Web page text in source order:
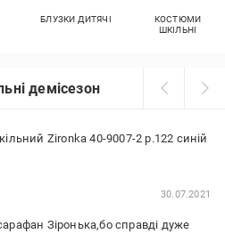
БЛУЗКИ ДИТЯЧІ
КОСТЮМИ
ШКІЛЬНІ
демісезон
Zironka 40-9007-2 р.122 синій
30.07.2021
Зіронька,бо справді дуже